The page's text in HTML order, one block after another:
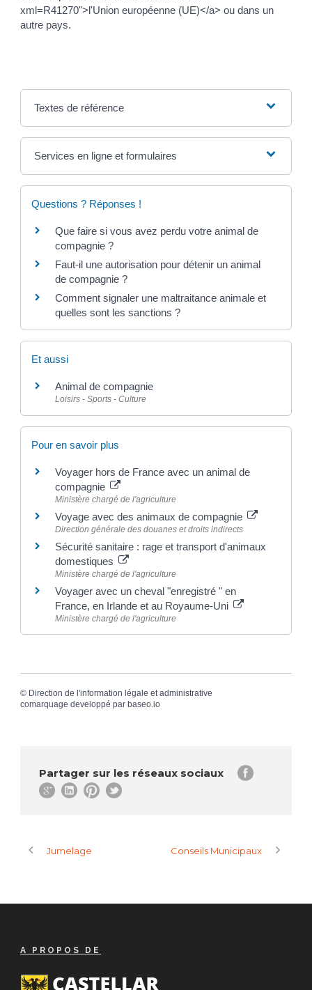
xml=R41270">l'Union européenne (UE)</a> ou dans un
autre pays.
Textes de référence
Services en ligne et formulaires
Questions ? Réponses !
Que faire si vous avez perdu votre animal de
compagnie ?
Faut-il une autorisation pour détenir un animal
de compagnie ?
Comment signaler une maltraitance animale et
quelles sont les sanctions ?
Et aussi
Animal de compagnie
Loisirs - Sports - Culture
Pour en savoir plus
Voyager hors de France avec un animal de
compagnie
Ministère chargé de l'agriculture
Voyage avec des animaux de compagnie
Direction générale des douanes et droits indirects
Sécurité sanitaire : rage et transport d'animaux
domestiques
Ministère chargé de l'agriculture
Voyager avec un cheval "enregistré " en
France, en Irlande et au Royaume-Uni
Ministère chargé de l'agriculture
© Direction de l'information légale et administrative
comarquage developpé par baseo.io
Partager sur les réseaux sociaux
Jumelage Conseils Municipaux
A PROPOS DE